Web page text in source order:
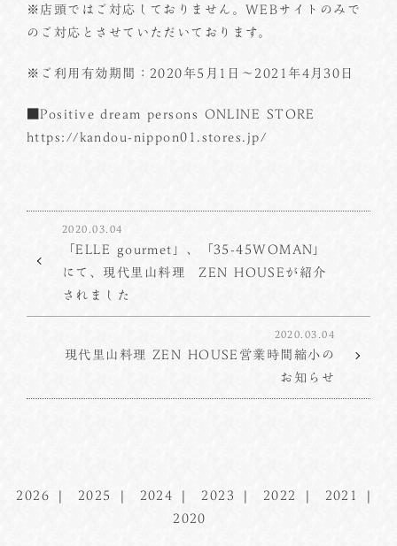
※店頭ではご対応しておりません。WEBサイトのみで
のご対応とさせていただいております。
※ご利用有効期間：2020年5月1日～2021年4月30日
■Positive dream persons ONLINE STORE
https://kandou-nippon01.stores.jp/
2020.03.04
「ELLE gourmet」、「35-45WOMAN」
にて、現代里山料理 ZEN HOUSEが紹介
されました
2020.03.04
現代里山料理 ZEN HOUSE営業時間縮小の
お知らせ
2026 2025 2024 2023 2022
2021
2020